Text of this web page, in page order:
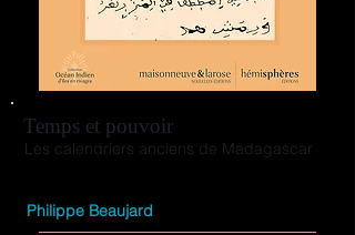
Temps et pouvoir
Les calendriers anciens de Madagascar
Philippe Beaujard